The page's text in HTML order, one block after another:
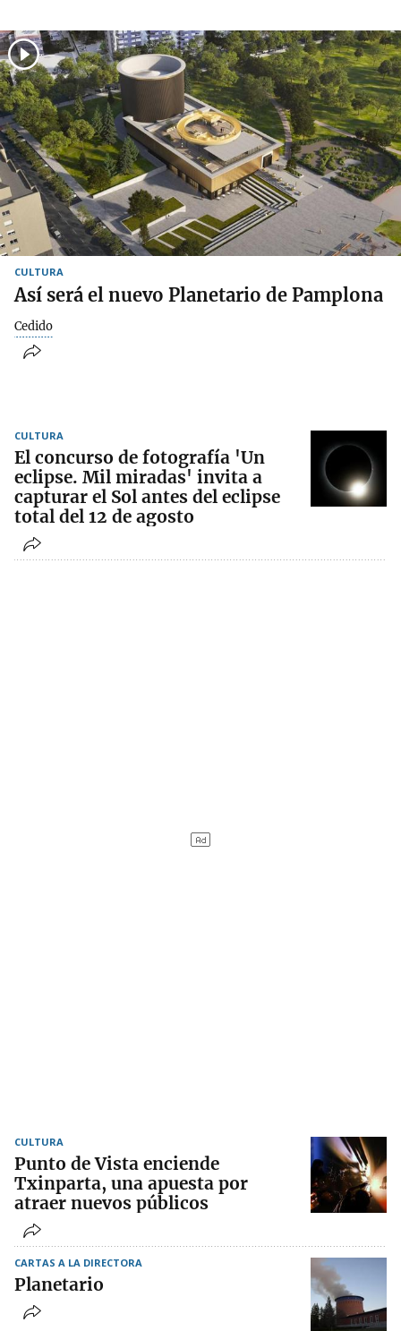
CULTURA
Así será el nuevo Planetario de Pamplona
Cedido
CULTURA
El concurso de fotografía 'Un
eclipse. Mil miradas' invita a
capturar el Sol antes del eclipse
total del 12 de agosto
CULTURA
Punto de Vista enciende
Txinparta, una apuesta por
atraer nuevos públicos
CARTAS A LA DIRECTORA
Planetario